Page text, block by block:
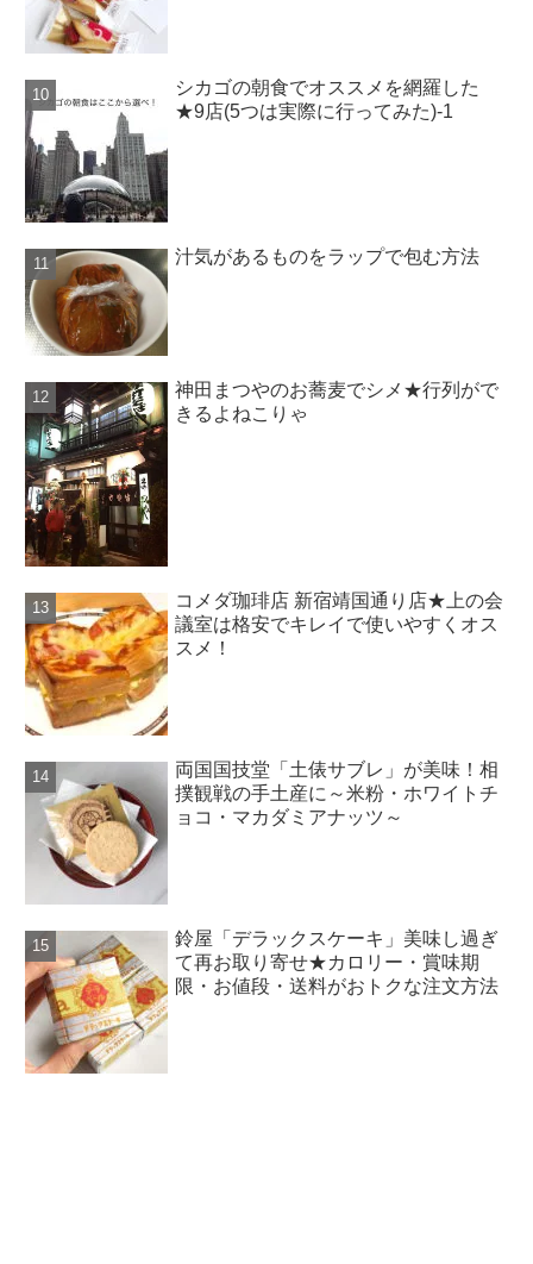
シカゴの朝食でオススメを網羅した
★9店(5つは実際に行ってみた)-1
汁気があるものをラップで包む方法
神田まつやのお蕎麦でシメ★行列がで
きるよねこりゃ
コメダ珈琲店 新宿靖国通り店★上の会
議室は格安でキレイで使いやすくオス
スメ！
両国国技堂「土俵サブレ」が美味！相
撲観戦の手土産に～米粉・ホワイトチ
ョコ・マカダミアナッツ～
鈴屋「デラックスケーキ」美味し過ぎ
て再お取り寄せ★カロリー・賞味期
限・お値段・送料がおトクな注文方法